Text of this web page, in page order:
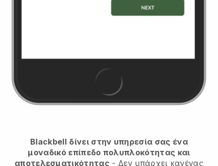
Blackbell δίνει στην υπηρεσία σας ένα
μοναδικό επίπεδο πολυπλοκότητας και
αποτελεσματικότητας - Δεν υπάρχει κανένας